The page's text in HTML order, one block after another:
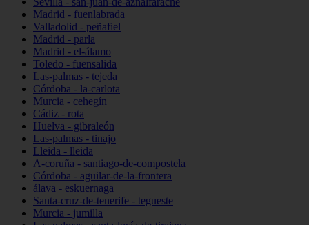
Madrid - fuenlabrada
Valladolid - peñafiel
Madrid - parla
Madrid - el-álamo
Toledo - fuensalida
Las-palmas - tejeda
Córdoba - la-carlota
Murcia - cehegín
Cádiz - rota
Huelva - gibraleón
Las-palmas - tinajo
Lleida - lleida
A-coruña - santiago-de-compostela
Córdoba - aguilar-de-la-frontera
álava - eskuernaga
Santa-cruz-de-tenerife - tegueste
Murcia - jumilla